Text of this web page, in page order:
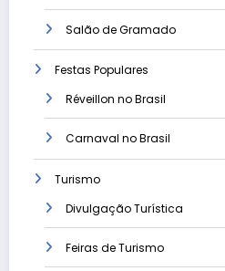
Salão de Gramado
Festas Populares
Réveillon no Brasil
Carnaval no Brasil
Turismo
Divulgação Turística
Feiras de Turismo